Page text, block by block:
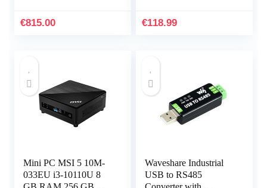
HTPC,Mini DP
€815.00 €118.99
Mini PC MSI 5 10M-
033EU i3-10110U 8
Waveshare Industrial
USB to RS485